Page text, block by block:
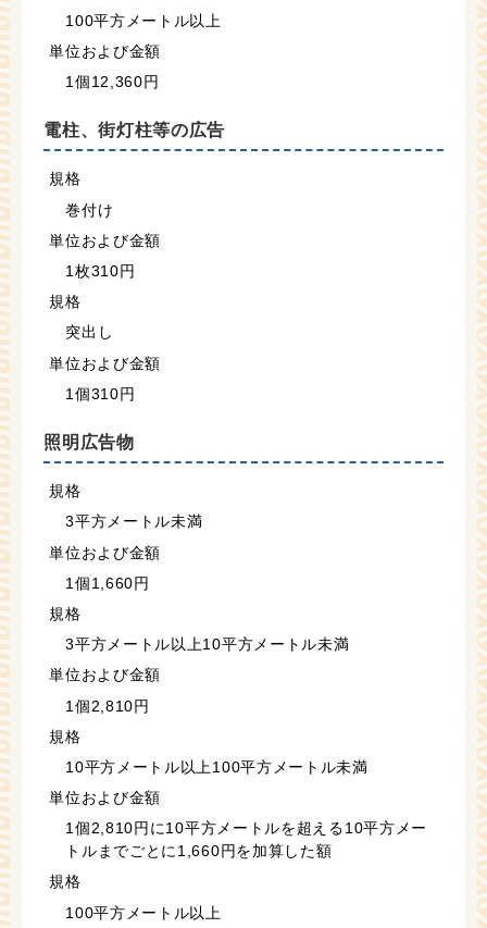
100平方メートル以上
単位および金額
1個12,360円
電柱、街灯柱等の広告
規格
巻付け
単位および金額
1枚310円
規格
突出し
単位および金額
1個310円
照明広告物
規格
3平方メートル未満
単位および金額
1個1,660円
規格
3平方メートル以上10平方メートル未満
単位および金額
1個2,810円
規格
10平方メートル以上100平方メートル未満
単位および金額
1個2,810円に10平方メートルを超える10平方メー
トルまでごとに1,660円を加算した額
規格
100平方メートル以上